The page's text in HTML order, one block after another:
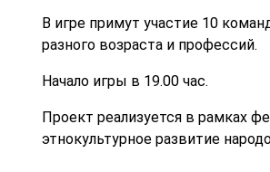
В игре примут участие 10
разного возраста и профессий.
Начало игры в 19.00 час.
Проект реализуется в рамках
этнокультурное развитие